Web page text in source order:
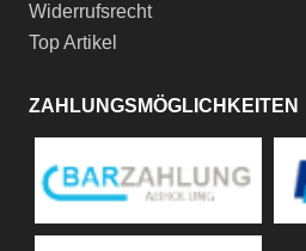
Widerrufsrecht
Top Artikel
ZAHLUNGSMÖGLICHKEITEN